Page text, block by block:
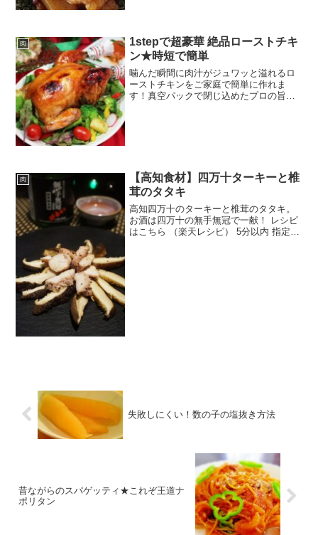
肉
1stepで超豪華 絶品ローストチキ
ン★時短で簡単
噛んだ瞬間に肉汁がジュワッと溢れるロ
ーストチキンをご家庭で簡単に作れま
す！真空パックで閉じ込めたプロの旨み
肉
【高知食材】四万十ターキーと椎
茸のタタキ
高知四万十のターキーと椎茸のタタキ。
お酒は四万十の無手無冠で一献！ レシピ
はこちら （楽天レシピ） 5分以内 指定な
失敗しにくい！数の子の塩抜き方法
昔ながらのスパゲッティ★これぞ王道ナ
ポリタン